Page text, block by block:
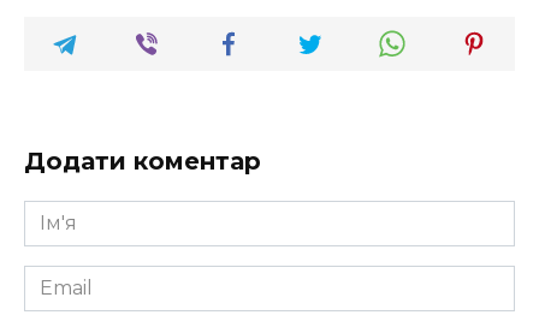
Додати коментар
Ім'я
*
Email
*